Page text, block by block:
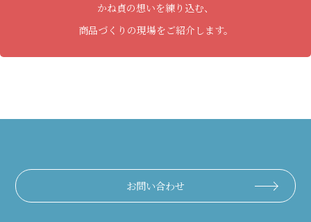
かね貞の想いを練り込む、
商品づくりの現場をご紹介します。
お問い合わせ